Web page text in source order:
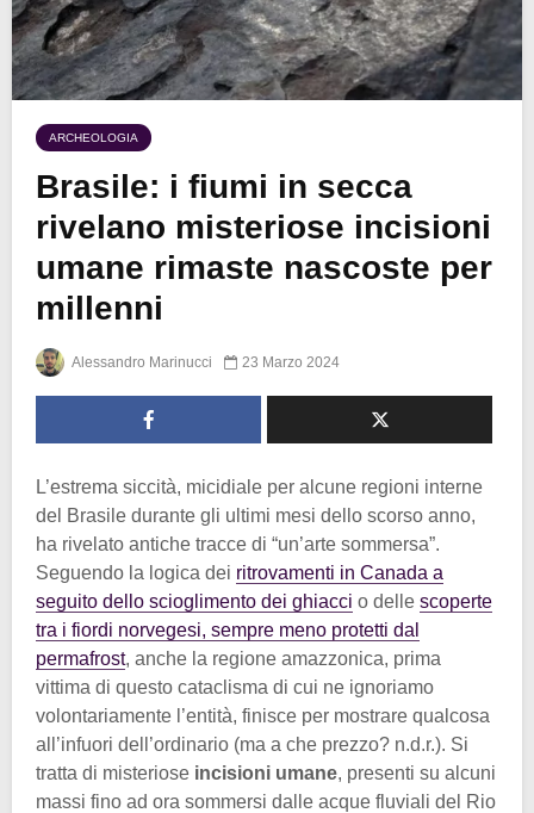
ARCHEOLOGIA
Brasile: i fiumi in secca
rivelano misteriose incisioni
umane rimaste nascoste per
millenni
Alessandro Marinucci 23 Marzo 2024
L’estrema siccità, micidiale per alcune regioni interne
del Brasile durante gli ultimi mesi dello scorso anno,
ha rivelato antiche tracce di “un’arte sommersa”.
Seguendo la logica dei ritrovamenti in Canada a
seguito dello scioglimento dei ghiacci o delle scoperte
tra i fiordi norvegesi, sempre meno protetti dal
permafrost, anche la regione amazzonica, prima
vittima di questo cataclisma di cui ne ignoriamo
volontariamente l’entità, finisce per mostrare qualcosa
all’infuori dell’ordinario (ma a che prezzo? n.d.r.). Si
tratta di misteriose incisioni umane, presenti su alcuni
massi fino ad ora sommersi dalle acque fluviali del Rio